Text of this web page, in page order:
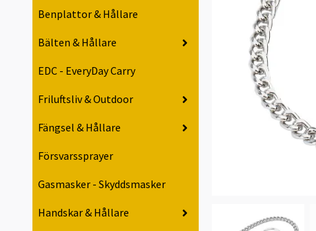
Benplattor & Hållare
Bälten & Hållare
EDC - EveryDay Carry
Friluftsliv & Outdoor
Fängsel & Hållare
Försvarssprayer
Gasmasker - Skyddsmasker
Handskar & Hållare